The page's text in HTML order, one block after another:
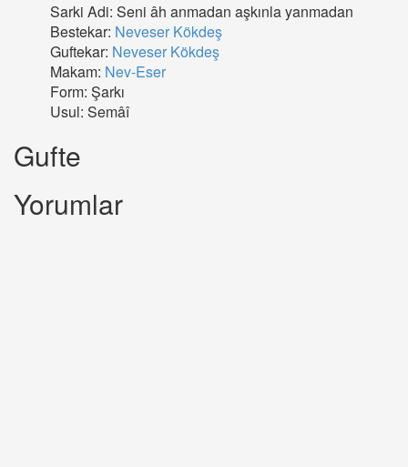
Sarki Adi: Seni âh anmadan aşkınla yanmadan
Bestekar: Neveser Kökdeş
Guftekar: Neveser Kökdeş
Makam: Nev-Eser
Form: Şarkı
Usul: Semâî
Gufte
Yorumlar